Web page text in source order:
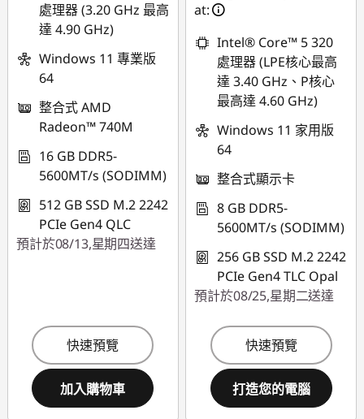
*Savings cannot be
combined
使用優惠券 :
eCoupon limited to
3 units
處理器 (3.20 GHz 最高
達 4.90 GHz)
Windows 11 專業版
64
整合式 AMD
Radeon™ 740M
16 GB DDR5-
5600MT/s (SODIMM)
512 GB SSD M.2 2242
PCIe Gen4 QLC
預計於08/13,星期四送達
快速預覽
加入購物車
*Savings cannot be
combined
使用優惠券 :
THINKAUG
at:
Intel® Core™ 5 320
處理器 (LPE核心最高
達 3.40 GHz、P核心
最高達 4.60 GHz)
Windows 11 家用版
64
整合式顯示卡
8 GB DDR5-
5600MT/s (SODIMM)
256 GB SSD M.2 2242
PCIe Gen4 TLC Opal
預計於08/25,星期二送達
快速預覽
打造您的電腦